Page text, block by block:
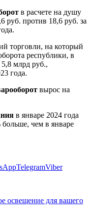
в расчете на душу
руб. против 18,6 руб. за
торговли, на который
республики, в
млрд руб.,
года.
вырос на
в январе 2024 года
чем в январе
TelegramViber
освещение для вашего